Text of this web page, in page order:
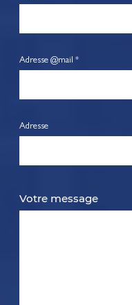
Adresse @mail *
Adresse
Votre message